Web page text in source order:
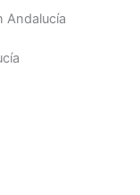
Andalucía